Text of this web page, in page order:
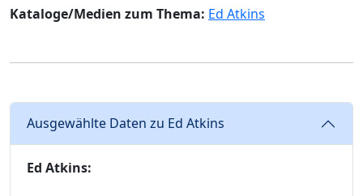
Kataloge/Medien zum Thema: Ed Atkins
Ausgewählte Daten zu Ed Atkins
Ed Atkins: